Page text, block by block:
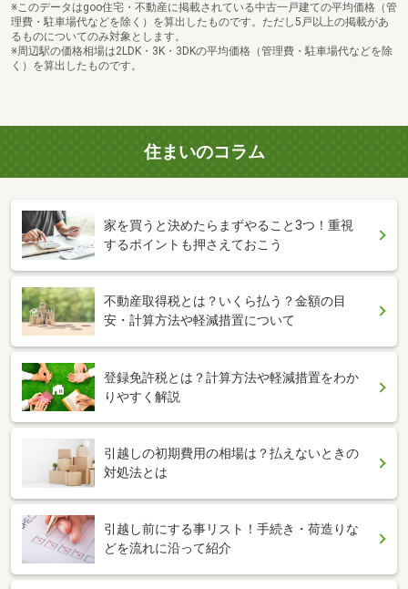
※このデータはgoo住宅・不動産に掲載されている中古一戸建ての平均価格（管
理費・駐車場代などを除く）を算出したものです。ただし5戸以上の掲載があ
るものについてのみ対象とします。
※周辺駅の価格相場は2LDK・3K・3DKの平均価格（管理費・駐車場代などを除
く）を算出したものです。
住まいのコラム
家を買うと決めたらまずやること3つ！重視
するポイントも押さえておこう
不動産取得税とは？いくら払う？金額の目
安・計算方法や軽減措置について
登録免許税とは？計算方法や軽減措置をわか
りやすく解説
引越しの初期費用の相場は？払えないときの
対処法とは
引越し前にする事リスト！手続き・荷造りな
どを流れに沿って紹介